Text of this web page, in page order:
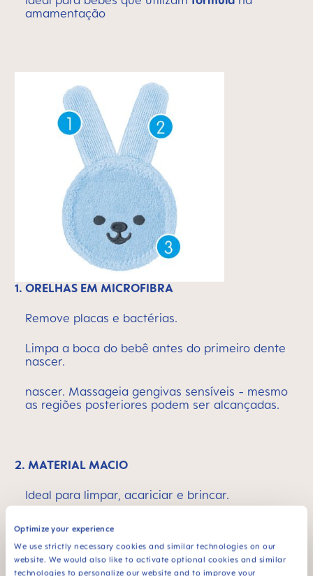
Optimize your experience
We use strictly necessary cookies and similar technologies on our
website. We would also like to activate optional cookies and similar
technologies to personalize our website and to improve your
amamentação
1. ORELHAS EM MICROFIBRA
Remove placas e bactérias.
Limpa a boca do bebê antes do primeiro dente
nascer.
nascer. Massageia gengivas sensíveis - mesmo
as regiões posteriores podem ser alcançadas.
2. MATERIAL MACIO
Ideal para limpar, acariciar e brincar.
Sensação agradável desde o início.